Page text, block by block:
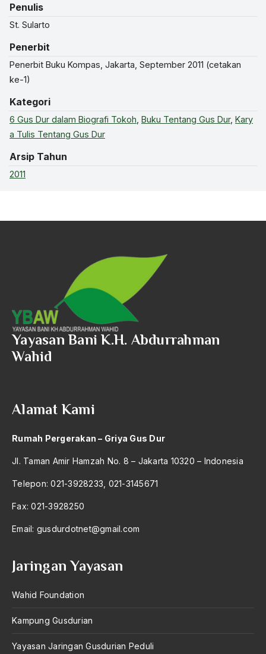
Penulis
St. Sularto
Penerbit
Penerbit Buku Kompas, Jakarta, September 2011 (cetakan
ke-1)
Kategori
6 Gus Dur dalam Biografi Tokoh Buku Tentang Gus Dur, Kary
a Tulis Tentang Gus Dur
Arsip Tahun
2011
Yayasan Bani K.H. Abdurrahman
Wahid
Alamat Kami
Rumah Pergerakan – Griya Gus Dur
Jl. Taman Amir Hamzah No. 8 – Jakarta 10320 – Indonesia
Telepon: 021-3928233, 021-3145671
Fax: 021-3928250
Email: gusdurdotnet@gmail.com
Jaringan Yayasan
Wahid Foundation
Kampung Gusdurian
Yayasan Jaringan Gusdurian Peduli